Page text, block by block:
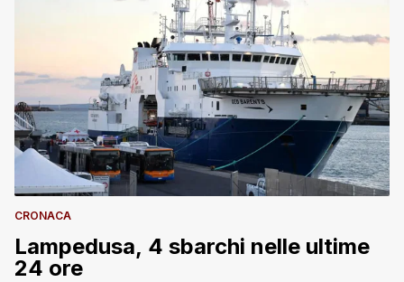
CRONACA
Lampedusa, 4 sbarchi nelle ultime
24 ore